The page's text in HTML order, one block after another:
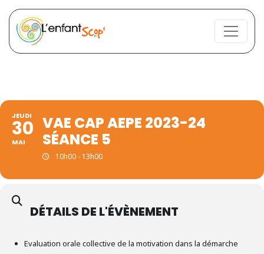
JEUDI
30
MAI
VAE CAP AEPE 2023-24
SÉANCE 5
10h00 - 13h00
DÉTAILS DE L'ÉVÈNEMENT
Evaluation orale collective de la motivation dans la démarche